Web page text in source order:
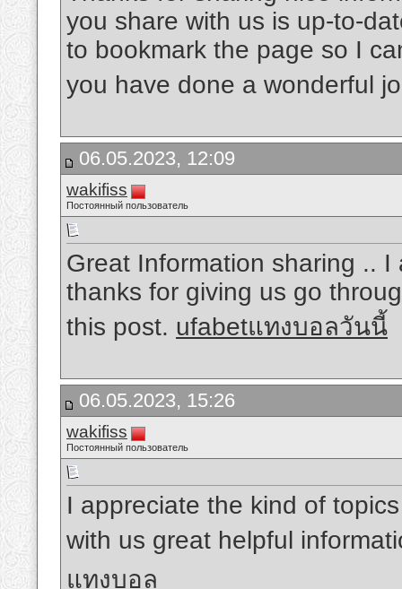
you share with us is up-to-
to bookmark the page so I
you have done a wonderful
06.05.2023, 12:09
wakifiss
Постоянный пользователь
Great Information sharing ..
thanks for giving us go
this post. ufabetแทงบอลวันนี้
06.05.2023, 15:26
wakifiss
Постоянный пользователь
I appreciate the kind of
with us great helpful
แทงบอล